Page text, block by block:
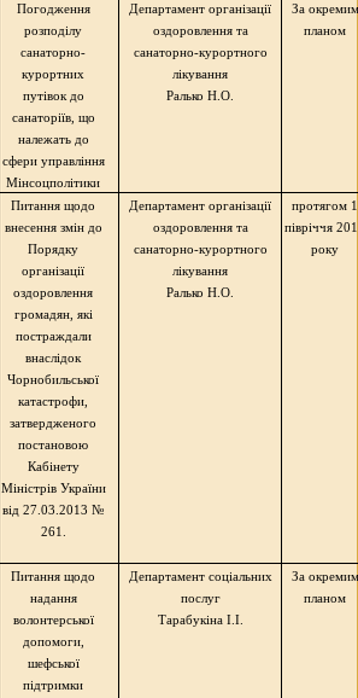
Погодження
розподілу
санаторно-
курортних
путівок до
санаторіїв, що
належать до
сфери управління
Мінсоцполітики
Департамент організації
оздоровлення та
санаторно-курортного
лікування
Ралько Н.О.
За окремим
планом
Питання щодо
внесення змін до
Порядку
організації
оздоровлення
громадян, які
постраждали
внаслідок
Чорнобильської
катастрофи,
затвердженого
постановою
Кабінету
Міністрів України
від 27.03.2013 №
261.
Департамент організації
оздоровлення та
санаторно-курортного
лікування
Ралько Н.О.
протягом 1
півріччя
року
Питання щодо
надання
волонтерської
допомоги,
шефської
підтримки
Департамент соціальних
послуг
Тарабукіна І.І.
За окремим
планом